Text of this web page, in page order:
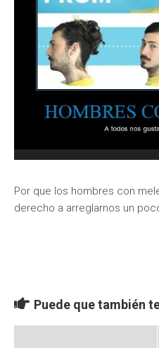
Por que los hombres con
derecho a arreglarnos un
Puede que también